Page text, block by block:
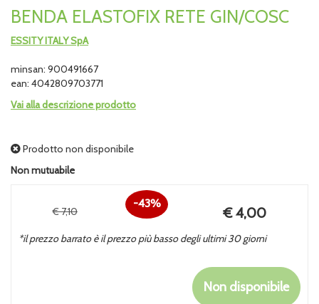
BENDA ELASTOFIX RETE GIN/COSC
ESSITY ITALY SpA
minsan: 900491667
ean: 4042809703771
Vai alla descrizione prodotto
Prodotto non disponibile
Non mutuabile
Sconto
43%
€ 7,10
Prezzo
scontato
€ 4,00
*il prezzo barrato è il prezzo più basso degli ultimi 30 giorni
Non disponibile